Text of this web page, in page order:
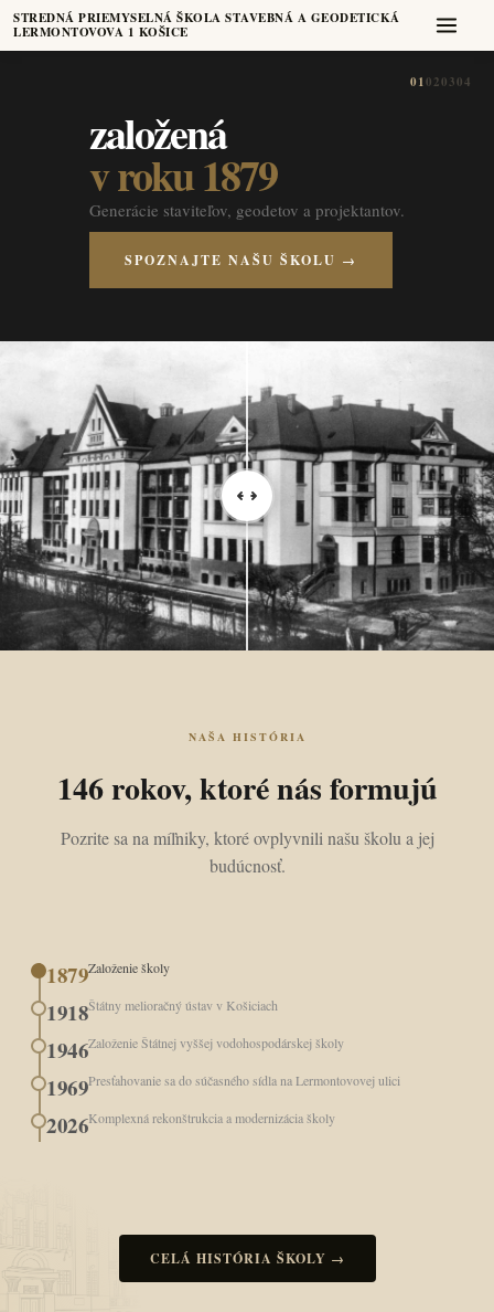
STREDNÁ PRIEMYSELNÁ ŠKOLA STAVEBNÁ A GEODETICKÁ
LERMONTOVOVA 1 KOŠICE
01020304
založená
v roku 1879
Generácie staviteľov, geodetov a projektantov.
SPOZNAJTE NAŠU ŠKOLU →
NAŠA HISTÓRIA
146 rokov, ktoré nás formujú
Pozrite sa na míľniky, ktoré ovplyvnili našu školu a jej
budúcnosť.
1879Založenie školy
1918Štátny melioračný ústav v Košiciach
1946Založenie Štátnej vyššej vodohospodárskej školy
1969Presťahovanie sa do súčasného sídla na Lermontovovej ulici
2026Komplexná rekonštrukcia a modernizácia školy
CELÁ HISTÓRIA ŠKOLY →